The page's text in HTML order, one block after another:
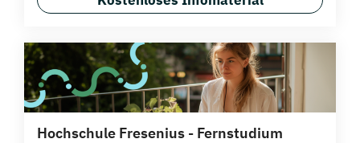
Hochschule Fresenius - Fernstudium